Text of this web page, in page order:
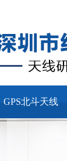
GPS北斗天线